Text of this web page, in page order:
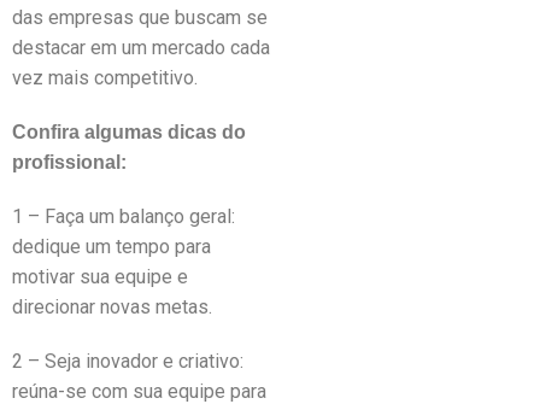
das empresas que buscam se
destacar em um mercado cada
vez mais competitivo.
Confira algumas dicas do
profissional:
1 – Faça um balanço geral:
dedique um tempo para
motivar sua equipe e
direcionar novas metas.
2 – Seja inovador e criativo:
reúna-se com sua equipe para